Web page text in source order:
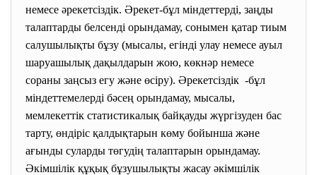
немесе әрекетсіздік. Әрекет-бұл міндеттерді, заңды
талаптарды белсенді орындамау, сонымен қатар тиым
салушылықты бұзу (мысалы, егінді улау немесе ауыл
шаруашылық дақылдарын жою, көкнәр немесе
сораны заңсыз егу және өсіру). Әрекетсіздік -бұл
міндеттемелерді бәсең орындамау, мысалы,
мемлекеттік статистикалық байқауды жүргізуден бас
тарту, өндіріс қалдықтарын көму бойынша және
ағынды суларды төгудің талаптарын орындамау.
Әкімшілік құқық бұзушылықты жасау әкімшілік